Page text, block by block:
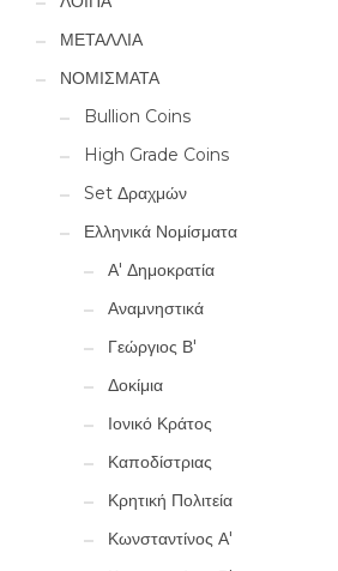
ΜΕΤΑΛΛΙΑ
ΝΟΜΙΣΜΑΤΑ
Bullion Coins
High Grade Coins
Set Δραχμών
Ελληνικά Νομίσματα
Α' Δημοκρατία
Αναμνηστικά
Γεώργιος Β'
Δοκίμια
Ιονικό Κράτος
Καποδίστριας
Κρητική Πολιτεία
Κωνσταντίνος Α'